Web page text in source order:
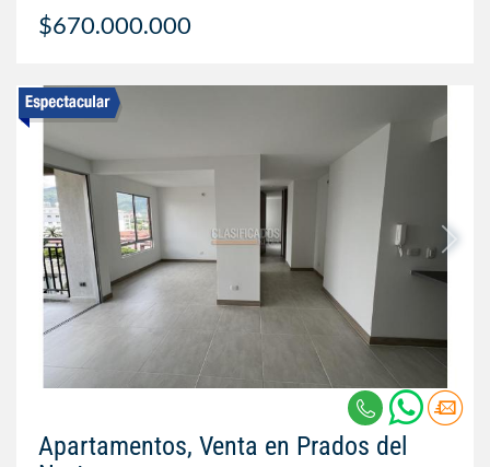
$670.000.000
Apartamentos, Venta en Prados del